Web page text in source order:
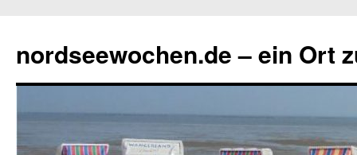
springen
nordseewochen.de – ein Ort